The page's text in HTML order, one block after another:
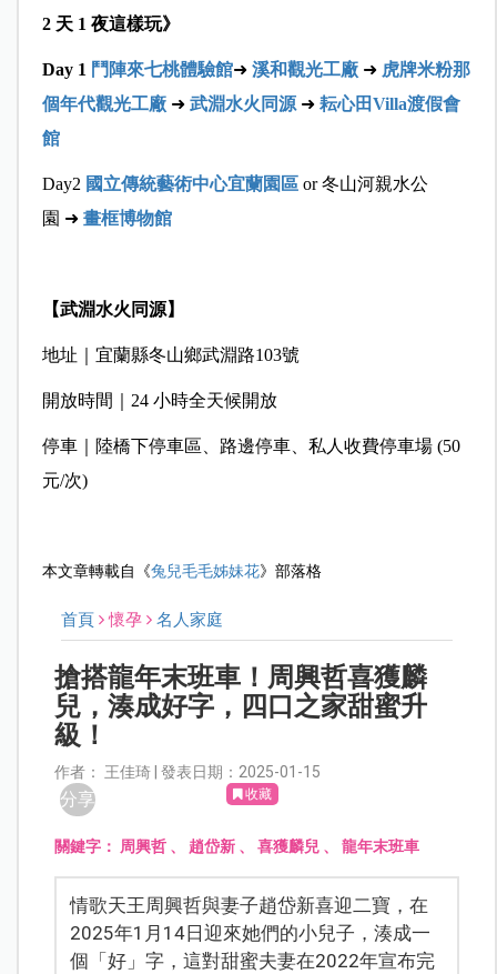
2 天 1 夜這樣玩》
Day 1 鬥陣來七桃體驗館➜ 溪和觀光工廠➜ 虎牌米粉那
個年代觀光工廠➜ 武淵水火同源➜ 耘心田Villa渡假會
館
Day2 國立傳統藝術中心宜蘭園區or 冬山河親水公
園 ➜ 畫框博物館
【武淵水火同源】
地址｜宜蘭縣冬山鄉武淵路103號
開放時間｜24 小時全天候開放
停車｜陸橋下停車區、路邊停車、私人收費停車場 (50
元/次)
本文章轉載自《兔兒毛毛姊妹花》部落格
首頁 懷孕 名人家庭
搶搭龍年末班車！周興哲喜獲麟
兒，湊成好字，四口之家甜蜜升
級！
作者： 王佳琦 | 發表日期：2025-01-15
分享 收藏
關鍵字： 周興哲 、 趙岱新 、喜獲麟兒 、龍年末班車
情歌天王周興哲與妻子趙岱新喜迎二寶，在
2025年1月14日迎來她們的小兒子，湊成一
個「好」字，這對甜蜜夫妻在2022年宣布完